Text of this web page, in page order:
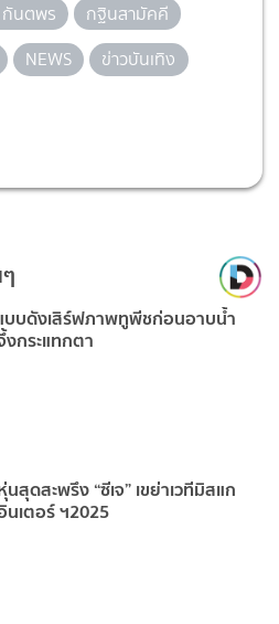
นตพร
กฐินสามัคคี
NEWS
ข่าวบันเทิง
บบดังเสิร์ฟภาพทูพีชก่อนอาบน้ำ
กระแทกตา
สุดสะพรึง “ซีเจ” เขย่าเวทีมิสแก
นเตอร์ ฯ2025